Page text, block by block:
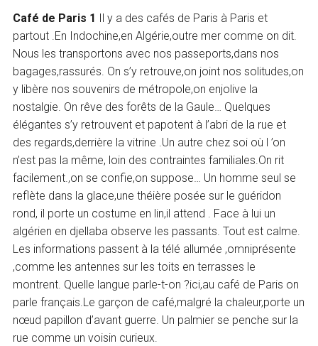
Café de Paris 1
Il y a des cafés de Paris à Paris et
partout .En Indochine,en Algérie,outre mer comme on dit.
Nous les transportons avec nos passeports,dans nos
bagages,rassurés. On s’y retrouve,on joint nos solitudes,on
y libère nos souvenirs de métropole,on enjolive la
nostalgie. On rêve des forêts de la Gaule… Quelques
élégantes s’y retrouvent et papotent à l’abri de la rue et
des regards,derrière la vitrine .Un autre chez soi où l ’on
n’est pas la même, loin des contraintes familiales.On rit
facilement.,on se confie,on suppose… Un homme seul se
reflète dans la glace,une théière posée sur le guéridon
rond, il porte un costume en lin,il attend . Face à lui un
algérien en djellaba observe les passants. Tout est calme.
Les informations passent à la télé allumée ,omniprésente
,comme les antennes sur les toits en terrasses le
montrent. Quelle langue parle-t-on ?ici,au café de Paris on
parle français.Le garçon de café,malgré la chaleur,porte un
nœud papillon d’avant guerre. Un palmier se penche sur la
rue comme un voisin curieux.